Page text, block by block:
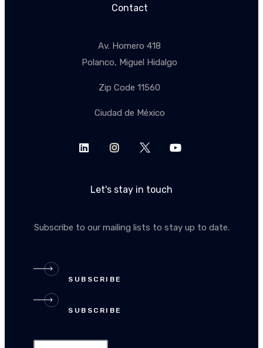
Contact
Av. Homero 418
Polanco, Miguel Hidalgo
Zip Code 11560
Ciudad de México
Let's stay in touch
Subscribe to our mailing lists to stay up to date.
SUBSCRIBE
SUBSCRIBE